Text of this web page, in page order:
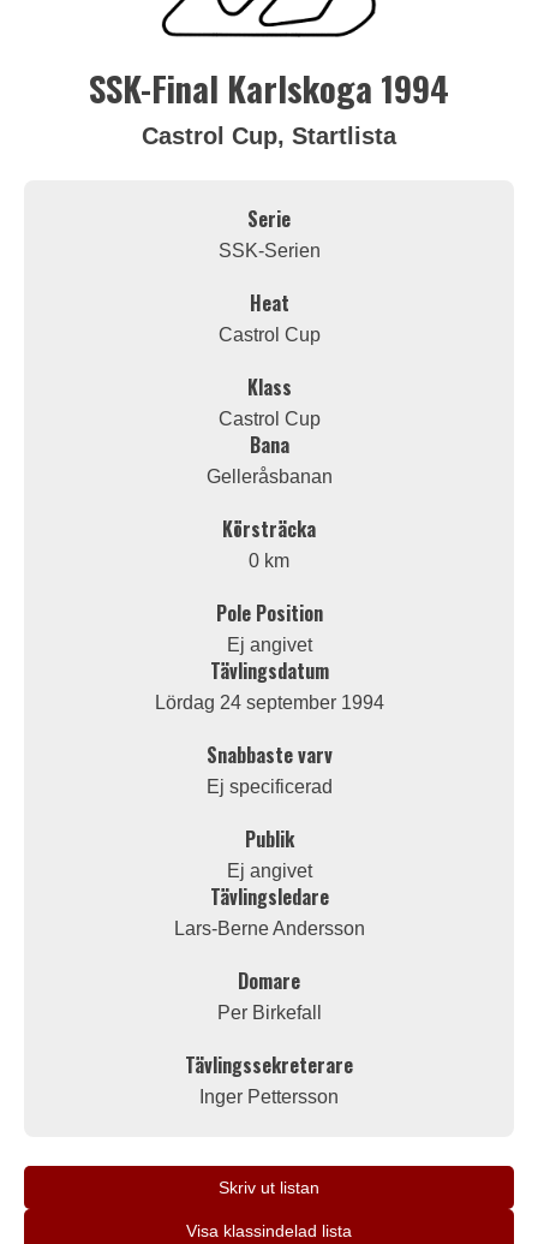
SSK-Final Karlskoga 1994
Castrol Cup, Startlista
Serie
SSK-Serien
Heat
Castrol Cup
Klass
Castrol Cup
Bana
Gelleråsbanan
Körsträcka
0 km
Pole Position
Ej angivet
Tävlingsdatum
Lördag 24 september 1994
Snabbaste varv
Ej specificerad
Publik
Ej angivet
Tävlingsledare
Lars-Berne Andersson
Domare
Per Birkefall
Tävlingssekreterare
Inger Pettersson
Skriv ut listan
Visa klassindelad lista